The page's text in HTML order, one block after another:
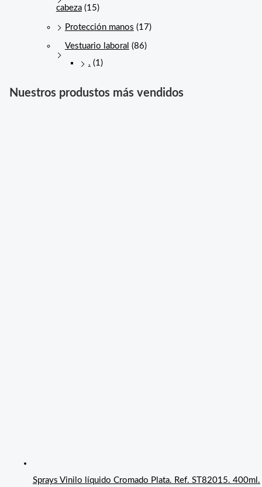
cabeza (15)
Protección manos (17)
Vestuario laboral (86)
. (1)
Nuestros produstos más vendidos
Sprays Vinilo líquido Cromado Plata. Ref. ST82015. 400ml.